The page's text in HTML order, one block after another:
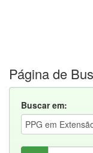
Página de
Buscar em: